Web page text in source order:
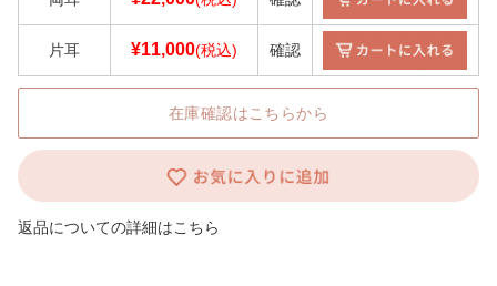
片耳 ¥11,000(税込) 確認
在庫確認はこちらから
返品についての詳細はこちら